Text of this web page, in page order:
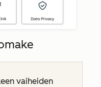
vaiheiden